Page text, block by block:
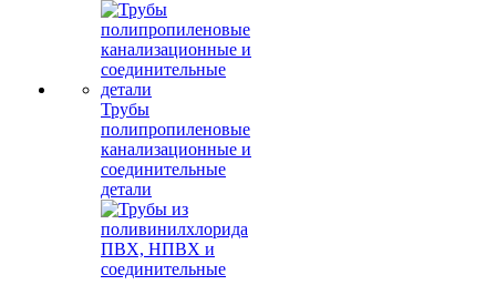
Трубы
полипропиленовые
канализационные и
соединительные
детали